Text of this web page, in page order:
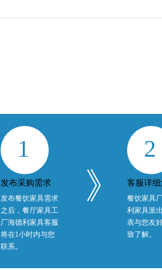
1
发布采购需求
发布餐饮家具需求
之后，餐厅家具工
厂海德利家具客服
将在1小时内与您
联系。
》
2
客服详
餐饮家具
利家具派
表与您友
致了解。